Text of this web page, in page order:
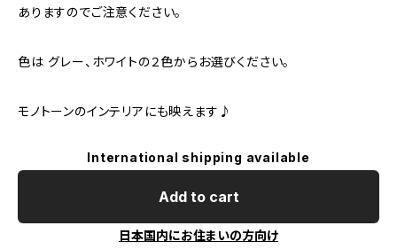
ありますのでご注意ください。
色は グレー、ホワイトの２色からお選びください。
モノトーンのインテリアにも映えます♪
International shipping available
Add to cart
日本国内にお住まいの方向け